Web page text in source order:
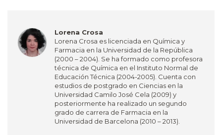
Lorena Crosa
Lorena Crosa es licenciada en Química y
Farmacia en la Universidad de la República
(2000 – 2004). Se ha formado como profesora
técnica de Química en el Instituto Normal de
Educación Técnica (2004-2005). Cuenta con
estudios de postgrado en Ciencias en la
Universidad Camilo José Cela (2009) y
posteriormente ha realizado un segundo
grado de carrera de Farmacia en la
Universidad de Barcelona (2010 – 2013).